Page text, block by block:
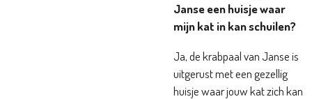
Janse een huisje waar
mijn kat in kan schuilen?
Ja, de krabpaal van Janse is
uitgerust met een gezellig
huisje waar jouw kat zich kan